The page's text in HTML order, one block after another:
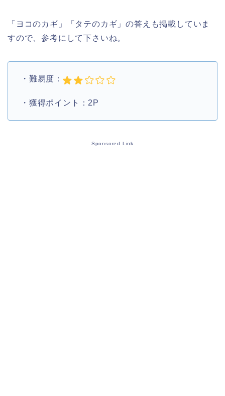
「ヨコのカギ」「タテのカギ」の答えも掲載していま
すので、参考にして下さいね。
・難易度：
・獲得ポイント：2P
Sponsored Link